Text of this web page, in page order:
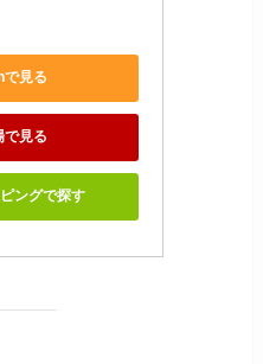
見る
で見る
ングで探す